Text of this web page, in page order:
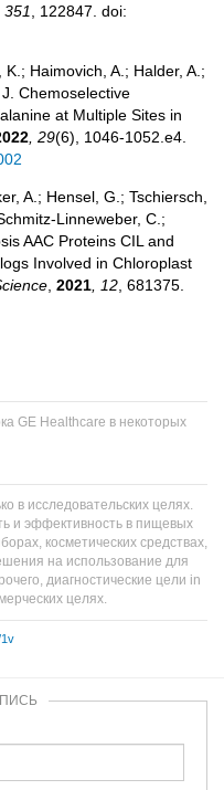
351, 122847. doi:
Haimovich, A.; Halder, A.;
Chemoselective
at Multiple Sites in
, 29(6), 1046-1052.e4.
A.; Hensel, G.; Tschiersch,
Linneweber, C.;
AAC Proteins CIL and
Involved in Chloroplast
, 2021, 12, 681375.
GE Healthcare в некоторых
в исследовательских целях.
и эффективность в пищевых
косметических средствах,
на использование для
диагностические цели in
целях.